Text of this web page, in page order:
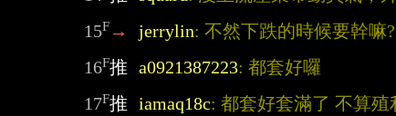
15F → jerrylin: 不然下跌的時候要幹嘛?
16F推 a0921387223: 都套好囉
17F推 iamaq18c: 都套好套滿了 不算